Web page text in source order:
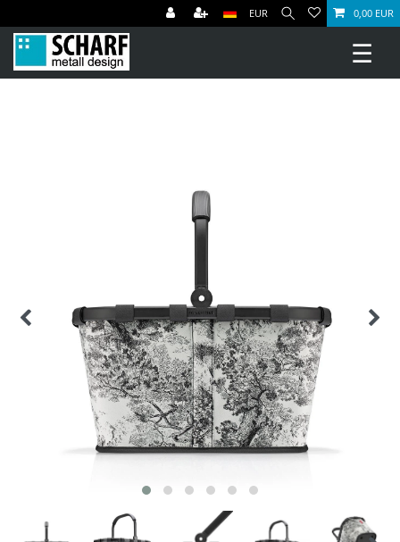
EUR 0,00 EUR
☰